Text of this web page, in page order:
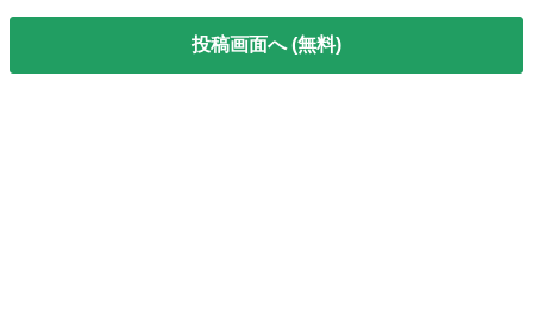
投稿画面へ (無料)